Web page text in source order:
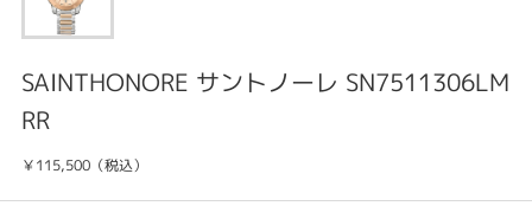
SAINTHONORE サントノーレ SN7511306LM
RR
￥115,500（税込）